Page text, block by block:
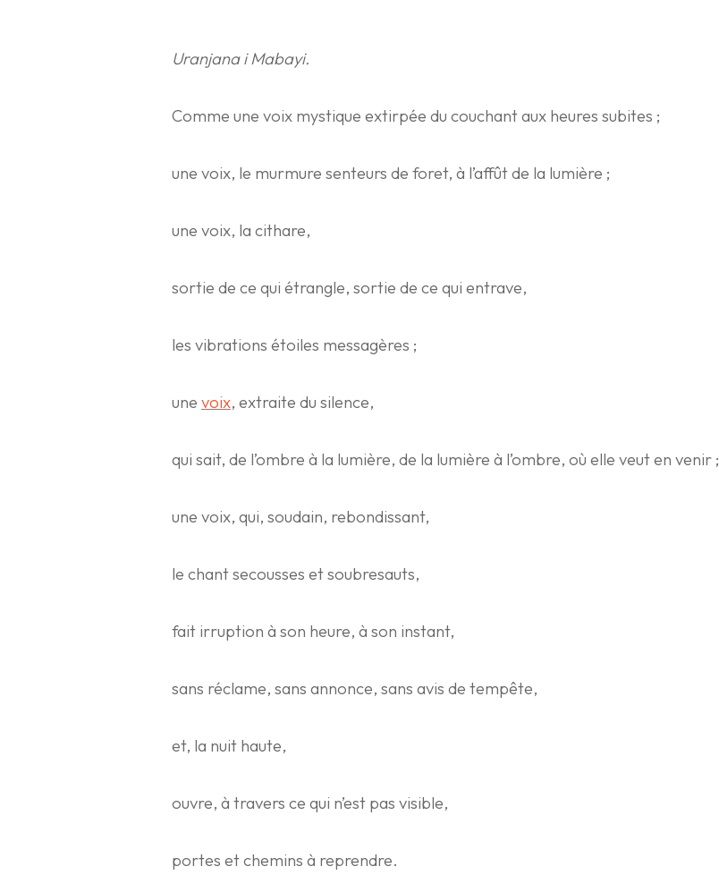
Uranjana i Mabayi.
Comme une voix mystique extirpée du couchant aux heures subites ;
une voix, le murmure senteurs de foret, à l’affût de la lumière ;
une voix, la cithare,
sortie de ce qui étrangle, sortie de ce qui entrave,
les vibrations étoiles messagères ;
une voix, extraite du silence,
qui sait, de l’ombre à la lumière, de la lumière à l’ombre, où elle veut en venir ;
une voix, qui, soudain, rebondissant,
le chant secousses et soubresauts,
fait irruption à son heure, à son instant,
sans réclame, sans annonce, sans avis de tempête,
et, la nuit haute,
ouvre, à travers ce qui n’est pas visible,
portes et chemins à reprendre.